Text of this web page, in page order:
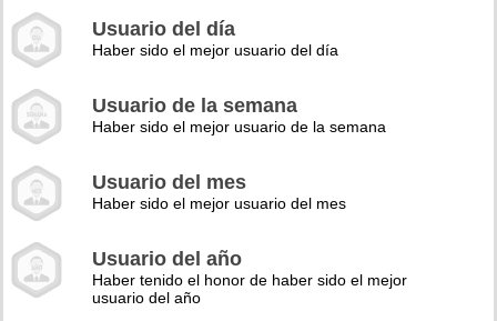
Usuario del día
Haber sido el mejor usuario del día
Usuario de la semana
Haber sido el mejor usuario de la semana
Usuario del mes
Haber sido el mejor usuario del mes
Usuario del año
Haber tenido el honor de haber sido el mejor
usuario del año